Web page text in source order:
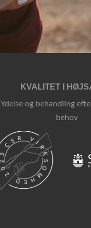
KVALITET I
Ydelse og behandling
behov